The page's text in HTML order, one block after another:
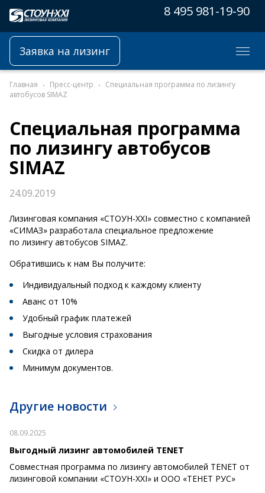
8 495 981-19-90
Заявка на лизинг
Главная Пресс-центр
Специальная программа по лизингу
автобусов SIMAZ
Специальная программа
по лизингу автобусов
SIMAZ
24.09.2019
Лизинговая компания «СТОУН-ХХI» совместно с компанией
«СИМАЗ» разработала специальное предложение
по лизингу автобусов SIMAZ.
Обратившись к нам Вы получите:
Индивидуальный подход к каждому клиенту
Аванс от 10%
Удобный график платежей
Выгодные условия страхования
Скидка от дилера
Минимум документов.
Другие новости
08.09.2025
Выгодный лизинг автомобилей TENET
Совместная программа по лизингу автомобилей TENET от
лизинговой компании «СТОУН-XXI» и ООО «ТЕНЕТ РУС»